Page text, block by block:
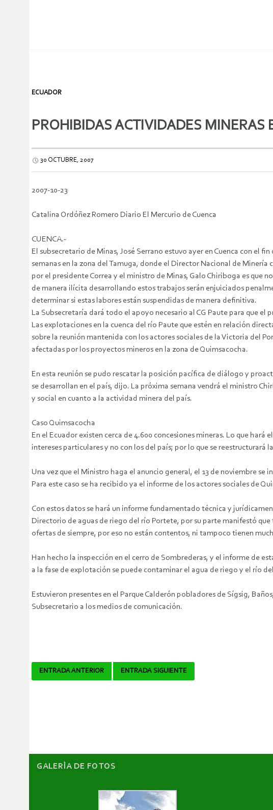
ECUADOR
PROHIBIDAS ACTIVIDADES MINERAS
30 OCTUBRE, 2007
2007-10-23
Catalina Ordóñez Romero Diario El Mercurio de Cuenca
CUENCA.-
El subsecretario de Minas, José Serrano estuvo ayer en Cuenca con el
semanas en la zona del Tamuga, donde el Director Nacional de
por el presidente Correa y el ministro de Minas, Galo Chiriboga es que
de manera ilícita desarrollando estos trabajos serán enjuiciados
determinar si estas labores están suspendidas de manera definitiva.
La Subsecretaría dará todo el apoyo necesario al CG Paute para que
Las explotaciones en la cuenca del río Paute que estén en relación
sobre la reunión mantenida con los actores sociales de la Victoria del
afectadas por los proyectos mineros en la zona de Quimsacocha.
En esta reunión se pudo rescatar la posición pacífica de diálogo y
se desarrollan en el país, dijo. La próxima semana vendrá el ministro
y social en cuanto a la actividad minera del país.
Caso Quimsacocha
En el Ecuador existen cerca de 4.600 concesiones mineras. Lo que
intereses particulares y no con los del país; por lo que se reestructurará
Una vez que el Ministro haga el anuncio general, el 13 de noviembre
Para este caso se ha recibido ya el informe de los actores sociales de
Con estos datos se hará un informe fundamentado técnica y
Directorio de aguas de riego del río Portete, por su parte manifestó
ofertas de siempre, por eso no están contentos, ni tampoco tienen
Han hecho la inspección en el cerro de Sombrederas, y el informe de
a la fase de explotación se puede contaminar el agua de riego y el río
Estuvieron presentes en el Parque Calderón pobladores de Sígsig,
Subsecretario a los medios de comunicación.
Navegador
ENTRADA ANTERIOR ENTRADA SIGUIENTE
GALERÌA DE FOTOS